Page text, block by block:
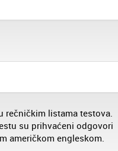
rečničkim listama testova.
su prihvaćeni odgovori
američkom engleskom.